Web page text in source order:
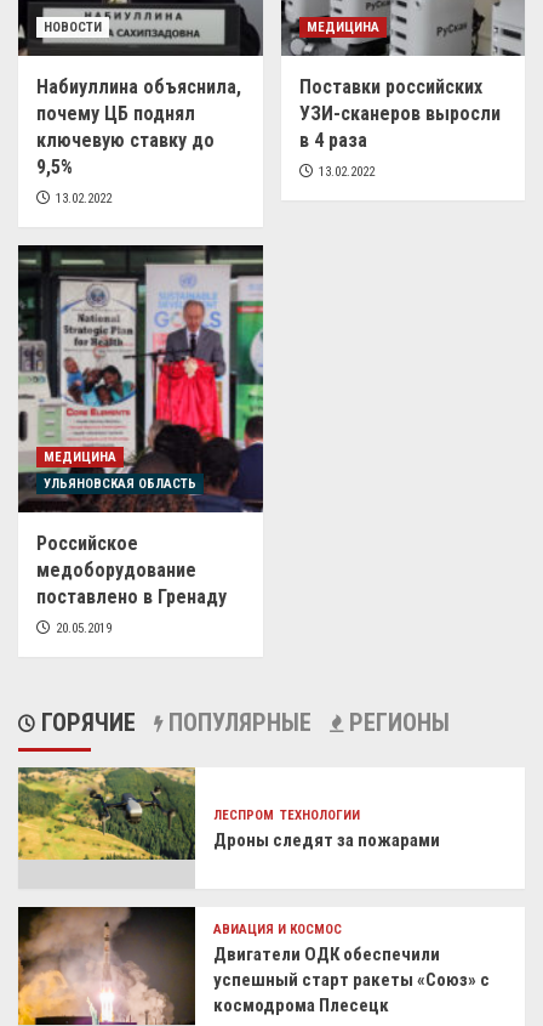
НОВОСТИ
Набиуллина объяснила,
почему ЦБ поднял
ключевую ставку до
9,5%
13.02.2022
МЕДИЦИНА
Поставки российских
УЗИ-сканеров выросли
в 4 раза
13.02.2022
МЕДИЦИНА
УЛЬЯНОВСКАЯ ОБЛАСТЬ
Российское
медоборудование
поставлено в Гренаду
20.05.2019
ГОРЯЧИЕ ПОПУЛЯРНЫЕ РЕГИОНЫ
ЛЕСПРОМ ТЕХНОЛОГИИ
Дроны следят за пожарами
АВИАЦИЯ И КОСМОС
Двигатели ОДК обеспечили
успешный старт ракеты «Союз» с
космодрома Плесецк